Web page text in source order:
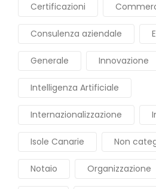
Certificazioni
Consulenza aziendale
Generale Innovazione
Intelligenza Artificiale
Internazionalizzazione
Isole Canarie Non
Notaio Organizzazione